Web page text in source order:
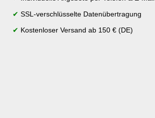
✔ SSL-verschlüsselte Datenübertragung
✔ Kostenloser Versand ab 150 € (DE)